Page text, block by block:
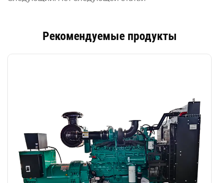
Рекомендуемые продукты